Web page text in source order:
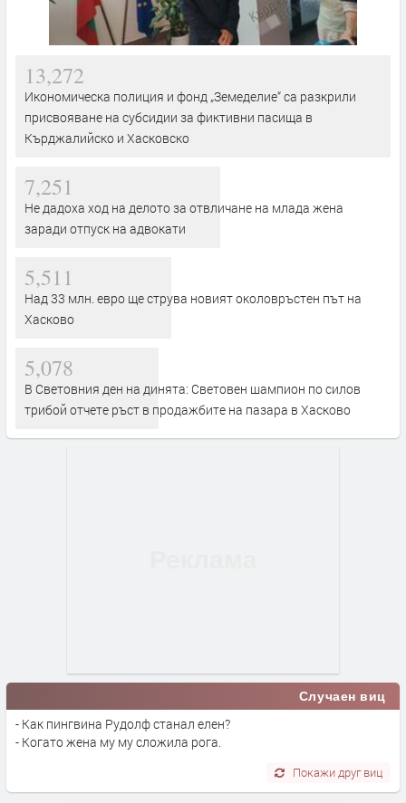
13,272
Икономическа полиция и фонд „Земеделие“ са разкрили
присвояване на субсидии за фиктивни пасища в
Кърджалийско и Хасковско
7,251
Не дадоха ход на делото за отвличане на млада жена
заради отпуск на адвокати
5,511
Над 33 млн. евро ще струва новият околовръстен път на
Хасково
5,078
В Световния ден на динята: Световен шампион по силов
трибой отчете ръст в продажбите на пазара в Хасково
Случаен виц
- Как пингвина Рудолф станал елен?
- Когато жена му му сложила рога.
Покажи друг виц